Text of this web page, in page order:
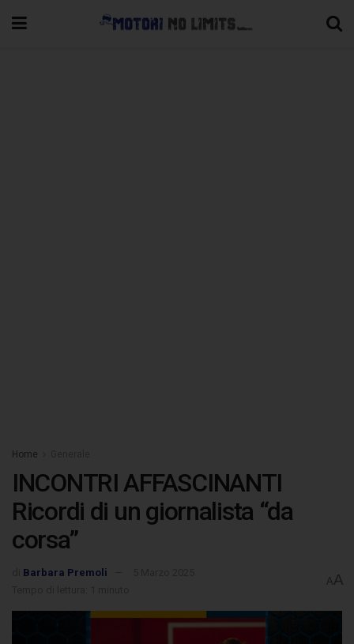
Home
INCONTRI AFFASCINANTI
Ricordi di un giornalista “da
corsa”
Barbara Premoli
AA